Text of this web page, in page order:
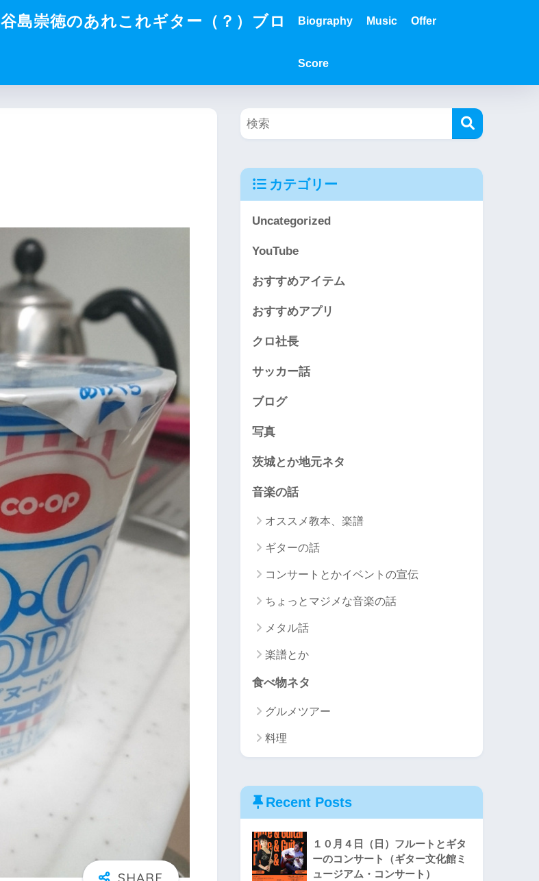
谷島崇徳のあれこれギター（？）ブロ Biography Music Offer
Score
カテゴリー
Uncategorized
YouTube
おすすめアイテム
おすすめアプリ
クロ社長
サッカー話
ブログ
写真
茨城とか地元ネタ
音楽の話
オススメ教本、楽譜
ギターの話
コンサートとかイベントの宣伝
ちょっとマジメな音楽の話
メタル話
楽譜とか
食べ物ネタ
グルメツアー
料理
Recent Posts
１０月４日（日）フルートとギタ
ーのコンサート（ギター文化館ミ
ュージアム・コンサート）